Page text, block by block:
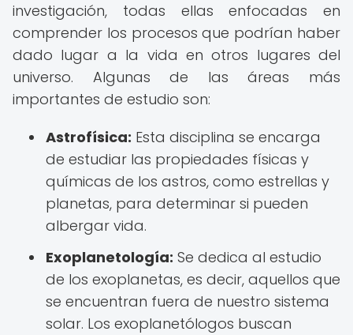
investigación, todas ellas enfocadas en
comprender los procesos que podrían haber
dado lugar a la vida en otros lugares del
universo. Algunas de las áreas más
importantes de estudio son:
Astrofísica: Esta disciplina se encarga
de estudiar las propiedades físicas y
químicas de los astros, como estrellas y
planetas, para determinar si pueden
albergar vida.
Exoplanetología: Se dedica al estudio
de los exoplanetas, es decir, aquellos que
se encuentran fuera de nuestro sistema
solar. Los exoplanetólogos buscan